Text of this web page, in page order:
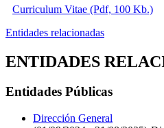
Curriculum Vitae (Pdf, 100 Kb.)
Entidades relacionadas
ENTIDADES
Entidades Públicas
Dirección General